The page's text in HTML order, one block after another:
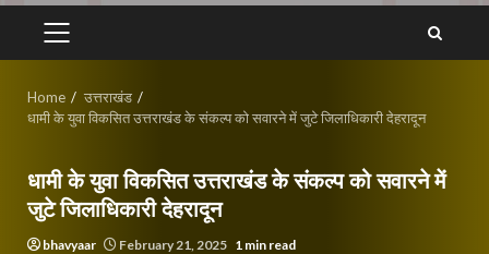
PRIMARY
Home
उत्तराखंड
धामी के युवा विकसित उत्तराखंड के संकल्प को सवारने में जुटे जिलाधिकारी देहरादून
धामी के युवा विकसित उत्तराखंड के संकल्प को सवारने में
जुटे जिलाधिकारी देहरादून
bhavyaar February 21, 2025 1 min read